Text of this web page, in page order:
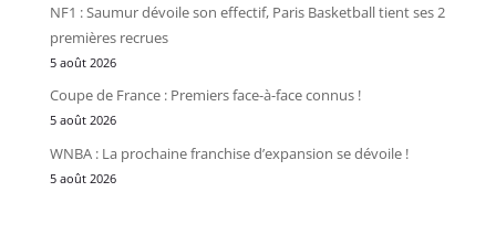
NF1 : Saumur dévoile son effectif, Paris Basketball tient ses 2
premières recrues
5 août 2026
Coupe de France : Premiers face-à-face connus !
5 août 2026
WNBA : La prochaine franchise d’expansion se dévoile !
5 août 2026